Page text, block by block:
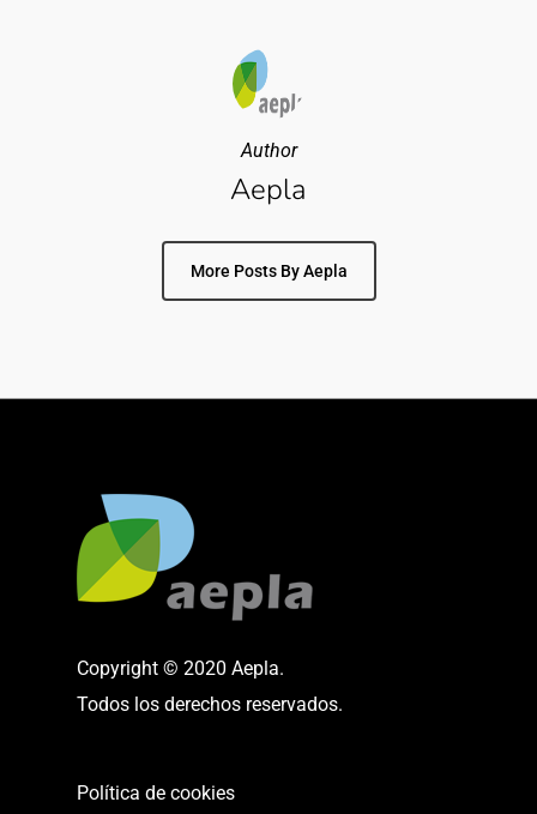
Author
Aepla
More Posts By Aepla
Copyright © 2020 Aepla.
Todos los derechos reservados.
Política de cookies